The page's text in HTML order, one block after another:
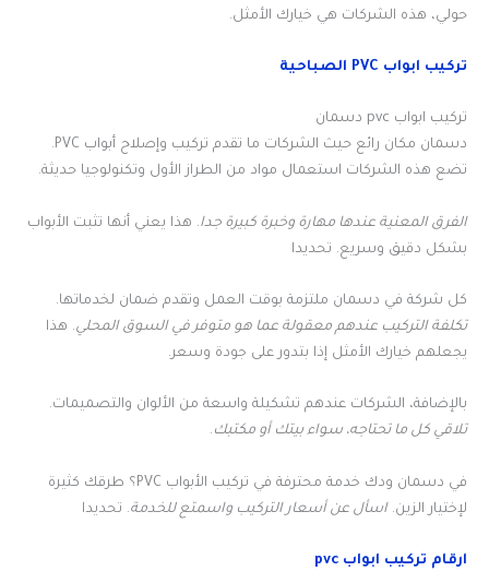
حولي، هذه الشركات هي خيارك الأمثل.
تركيب ابواب PVC الصباحية
تركيب ابواب pvc دسمان
دسمان مكان رائع حيث الشركات ما تقدم تركيب وإصلاح أبواب PVC.
تضع هذه الشركات استعمال مواد من الطراز الأول وتكنولوجيا حديثة.
الفرق المعنية عندها مهارة وخبرة كبيرة جدا. هذا يعني أنها تثبت الأبواب
بشكل دقيق وسريع. تحديدا
كل شركة في دسمان ملتزمة بوقت العمل وتقدم ضمان لخدماتها.
تكلفة التركيب عندهم معقولة عما هو متوفر في السوق المحلي. هذا
يجعلهم خيارك الأمثل إذا بتدور على جودة وسعر.
بالإضافة، الشركات عندهم تشكيلة واسعة من الألوان والتصميمات.
تلاقي كل ما تحتاجه، سواء بيتك أو مكتبك .
في دسمان ودك خدمة محترفة في تركيب الأبواب PVC؟ طرقك كثيرة
لإختيار الزين. اسأل عن أسعار التركيب واسمتع للخدمة. تحديدا
ارقام تركيب ابواب pvc